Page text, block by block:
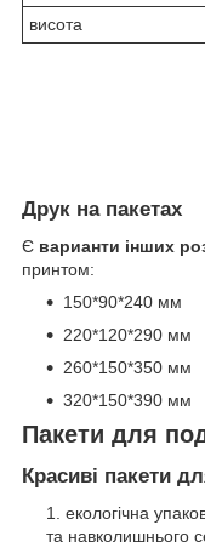
висота
Друк на пакетах
Є варианти інших
принтом:
150*90*240 мм
220*120*290 мм
260*150*350 мм
320*150*390 мм
Пакети для
Красиві пакети
екологічна
та навколишнього